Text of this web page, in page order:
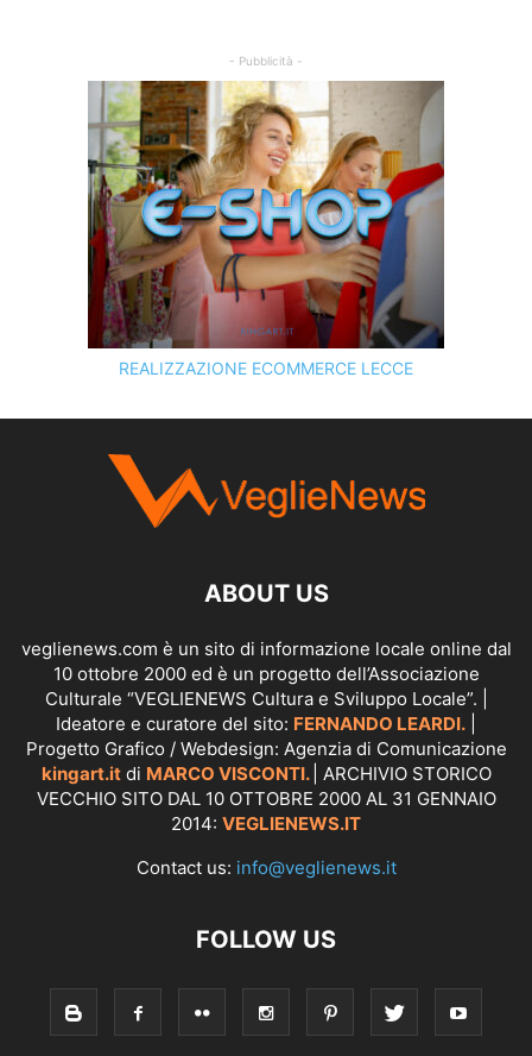
- Pubblicità -
REALIZZAZIONE ECOMMERCE LECCE
SCOPRI I SERVIZI DIKINGART.IT
ABOUT US
veglienews.com è un sito di informazione locale online dal
10 ottobre 2000 ed è un progetto dell’Associazione
Culturale “VEGLIENEWS Cultura e Sviluppo Locale”. |
Ideatore e curatore del sito: FERNANDO LEARDI.
Progetto Grafico / Webdesign: Agenzia di Comunicazione
kingart.itdi MARCO VISCONTI. | ARCHIVIO STORICO
VECCHIO SITO DAL 10 OTTOBRE 2000 AL 31 GENNAIO
2014: VEGLIENEWS.IT
Contact us: info@veglienews.it
FOLLOW US